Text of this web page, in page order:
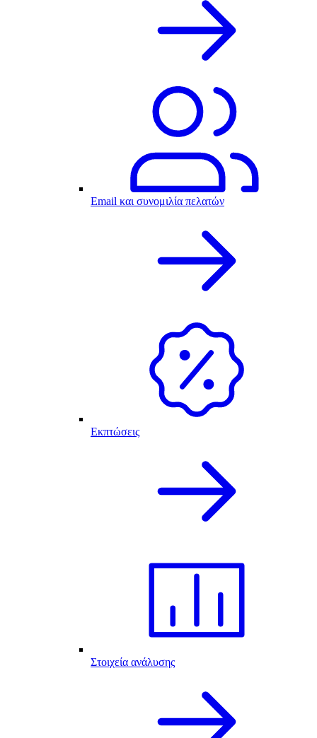
Email και συνομιλία πελατών
Εκπτώσεις
Στοιχεία ανάλυσης